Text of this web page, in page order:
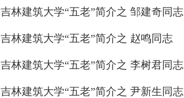
吉林建筑大学“五老”简介之 邹建奇同志
吉林建筑大学“五老”简介之 赵鸣同志
吉林建筑大学“五老”简介之 李树君同志
吉林建筑大学“五老”简介之 尹新生同志